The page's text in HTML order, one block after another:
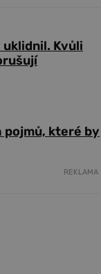
Kvůli
pojmů, které by
REKLAMA